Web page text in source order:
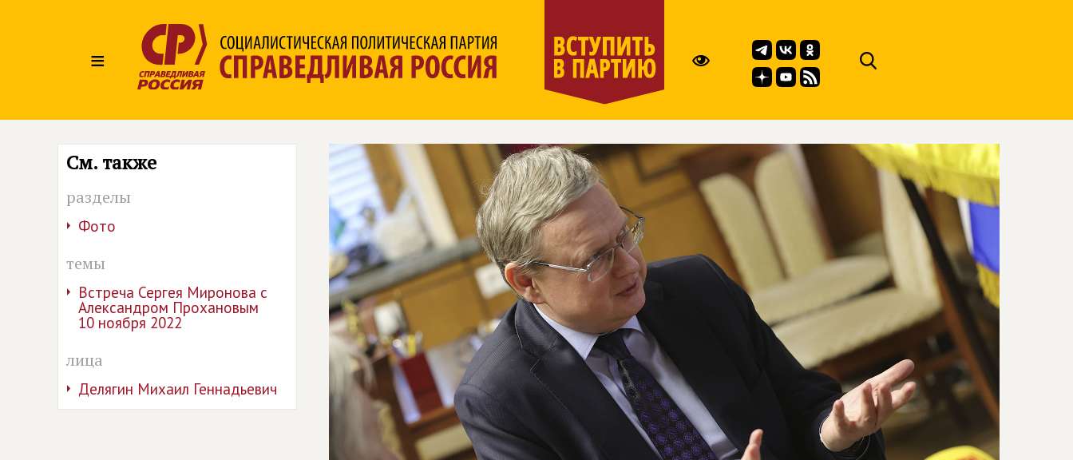
≡
См. также
разделы
Фото
темы
Встреча Сергея Миронова с
Александром Прохановым
10 ноября 2022
лица
Делягин Михаил Геннадьевич